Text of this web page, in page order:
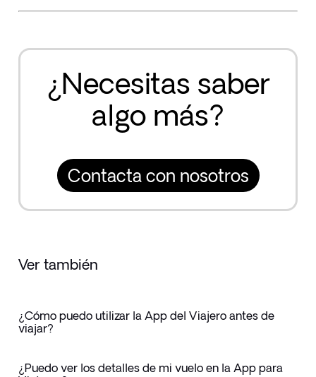
¿Necesitas saber
algo más?
Contacta con nosotros
Ver también
¿Cómo puedo utilizar la App del Viajero antes de
viajar?
¿Puedo ver los detalles de mi vuelo en la App para